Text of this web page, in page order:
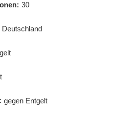
30
Deutschland
gegen Entgelt